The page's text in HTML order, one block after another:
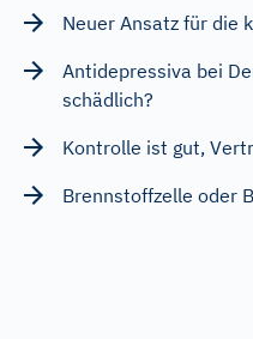
Neuer Ansatz für die
Antidepressiva bei
schädlich?
Kontrolle ist gut,
Brennstoffzelle oder